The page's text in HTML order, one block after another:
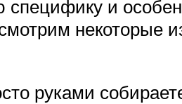
и
некоторые
руками